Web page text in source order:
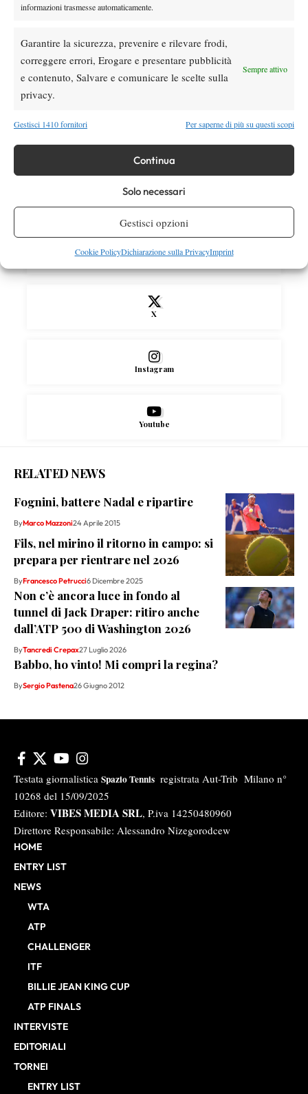
informazioni trasmesse automaticamente.
Garantire la sicurezza, prevenire e rilevare frodi,
correggere errori, Erogare e presentare pubblicità
e contenuto, Salvare e comunicare le scelte sulla
privacy.
Sempre attivo
Gestisci 1410 fornitori Per saperne di più su questi scopi
Continua
Solo necessari
Gestisci opzioni
Cookie PolicyDichiarazione sulla PrivacyImprint
Masters 1000 | Montreal amara per l’Italia:
Atp News
A Montreal i giovani alzano la voce: la nuova
Bolelli/Vavassori fuori al primo turno
Facebook
X
Instagram
Youtube
RELATED NEWS
Fognini, battere Nadal e ripartire
ByMarco Mazzoni24 Aprile 2015
Fils, nel mirino il ritorno in campo: si
prepara per rientrare nel 2026
ByFrancesco Petrucci6 Dicembre 2025
Non c’è ancora luce in fondo al
tunnel di Jack Draper: ritiro anche
dall’ATP 500 di Washington 2026
ByTancredi Crepax27 Luglio 2026
Babbo, ho vinto! Mi compri la regina?
BySergio Pastena26 Giugno 2012
Testata giornalistica Spazio Tennis registrata Aut-Trib Milano n°
10268 del 15/09/2025
Editore: VIBES MEDIA SRL, P.iva 14250480960
Direttore Responsabile: Alessandro Nizegorodcew
HOME
ENTRY LIST
NEWS
WTA
ATP
CHALLENGER
ITF
BILLIE JEAN KING CUP
ATP FINALS
INTERVISTE
EDITORIALI
TORNEI
ENTRY LIST